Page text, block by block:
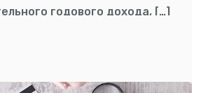
годового дохода, […]